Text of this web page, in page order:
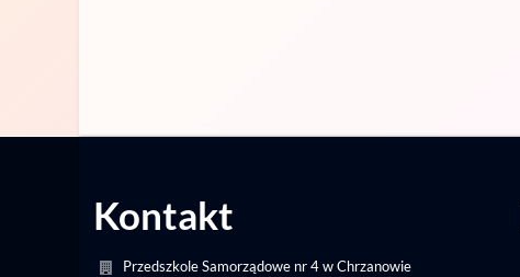
Kontakt
Przedszkole Samorządowe nr 4 w Chrzanowie